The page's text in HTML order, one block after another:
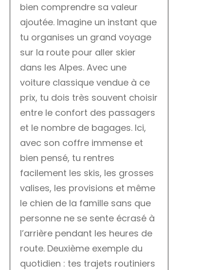
bien comprendre sa valeur
ajoutée. Imagine un instant que
tu organises un grand voyage
sur la route pour aller skier
dans les Alpes. Avec une
voiture classique vendue à ce
prix, tu dois très souvent choisir
entre le confort des passagers
et le nombre de bagages. Ici,
avec son coffre immense et
bien pensé, tu rentres
facilement les skis, les grosses
valises, les provisions et même
le chien de la famille sans que
personne ne se sente écrasé à
l’arrière pendant les heures de
route. Deuxième exemple du
quotidien : tes trajets routiniers